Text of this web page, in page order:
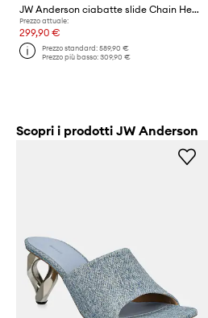
JW Anderson ciabatte slide Chain Heel Open Mule
Prezzo attuale:
299,90 €
Prezzo standard:589,90 €
Prezzo più basso:309,90 €
Scopri i prodotti JW Anderson